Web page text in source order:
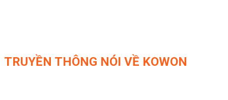
TRUYỀN THÔNG NÓI VỀ KOWON